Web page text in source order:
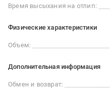
Время высыхания на отлип:
Физические характеристики
Объем:
Дополнительная информация
Обмен и возврат: